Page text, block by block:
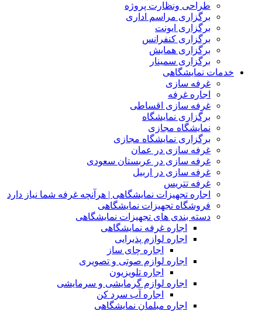
طراحی ونظارت پروژه
برگزاری مراسم اداری
برگزاری ایونت
برگزاری کنفرانس
برگزاری همایش
برگزاری سمینار
خدمات نمایشگاهی
غرفه سازی
اجاره غرفه
غرفه سازی اقساطی
برگزاری نمایشگاه
نمایشگاه مجازی
برگزاری نمایشگاه مجازی
غرفه سازی در عمان
غرفه سازی در عربستان سعودی
غرفه سازی در اربیل
غرفه تتریس
اجاره تجهیزات نمایشگاهی | هرآنچه غرفه شما نیاز دارد
فروشگاه تجهیزات نمایشگاهی
دسته بندی های تجهیزات نمایشگاهی
اجاره غرفه نمایشگاهی
اجاره لوازم پذیرایی
اجاره چای ساز
اجاره لوازم صوتی و تصویری
اجاره تلویزیون
اجاره لوازم گرمایشی و سرمایشی
اجاره آب سرد کن
اجاره مبلمان نمایشگاهی